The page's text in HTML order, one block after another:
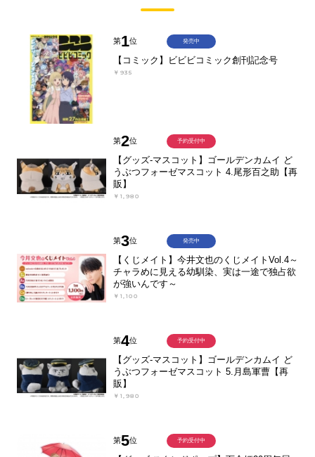
第1位
【コミック】ビビビコミック創刊記念号
￥935
発売中
第2位
【グッズ-マスコット】ゴールデンカムイ ど
うぶつフォーゼマスコット 4.尾形百之助【再
販】
￥1,980
予約受付中
第3位
【くじメイト】今井文也のくじメイトVol.4～
チャラめに見える幼馴染、実は一途で独占欲
が強いんです～
￥1,100
発売中
第4位
【グッズ-マスコット】ゴールデンカムイ ど
うぶつフォーゼマスコット 5.月島軍曹【再
販】
￥1,980
予約受付中
第5位 予約受付中